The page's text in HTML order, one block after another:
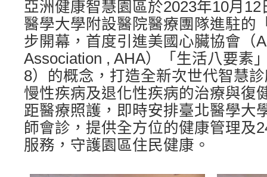
亞洲健康智慧園區於2023年10月
醫學大學附設醫院醫療團隊進駐的
步開幕，首度引進美國心臟協會（
Association , AHA）「生活八要素
8）的概念，打造全新次世代智慧
慢性疾病及退化性疾病的治療與復
距醫療照護，即時安排臺北醫學大
師會診，提供全方位的健康管理及
服務，守護園區住民健康。